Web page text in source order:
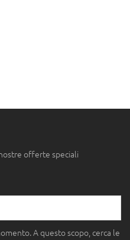
offerte speciali
A questo scopo, cerca le